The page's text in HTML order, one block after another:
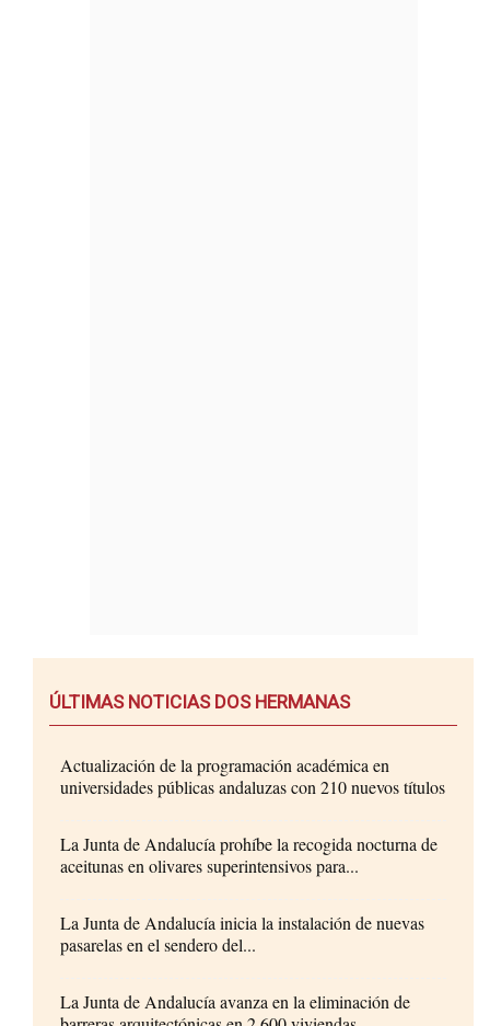
ÚLTIMAS NOTICIAS DOS HERMANAS
Actualización de la programación académica en
universidades públicas andaluzas con 210 nuevos títulos
La Junta de Andalucía prohíbe la recogida nocturna de
aceitunas en olivares superintensivos para...
La Junta de Andalucía inicia la instalación de nuevas
pasarelas en el sendero del...
La Junta de Andalucía avanza en la eliminación de